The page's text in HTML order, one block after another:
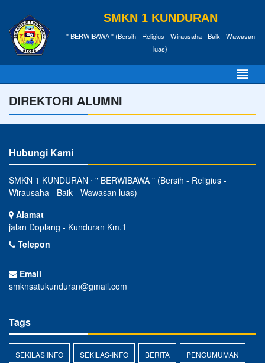
SMKN 1 KUNDURAN
" BERWIBAWA " (Bersih - Religius - Wirausaha - Baik - Wawasan
luas)
DIREKTORI ALUMNI
Hubungi Kami
SMKN 1 KUNDURAN ⋅ " BERWIBAWA " (Bersih - Religius -
Wirausaha - Baik - Wawasan luas)
Alamat
jalan Doplang - Kunduran Km.1
Telepon
-
Email
smknsatukunduran@gmail.com
Tags
SEKILAS INFO SEKILAS-INFO BERITA PENGUMUMAN